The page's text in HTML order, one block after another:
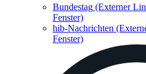
Bundestag (Externer
Fenster)
hib-Nachrichten
Fenster)